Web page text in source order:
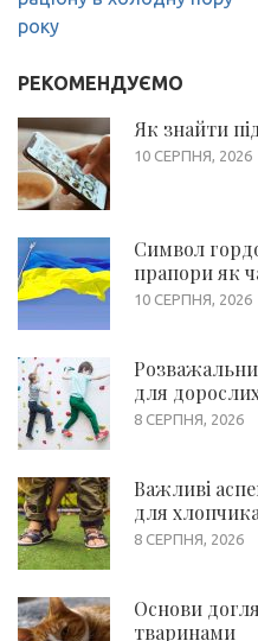
року
РЕКОМЕНДУЄМО
Як знайти
10 СЕРПНЯ, 2026
Символ
прапори як
10 СЕРПНЯ, 2026
для
8 СЕРПНЯ, 2026
Важливі
для хлопчика
8 СЕРПНЯ, 2026
Основи
тваринами